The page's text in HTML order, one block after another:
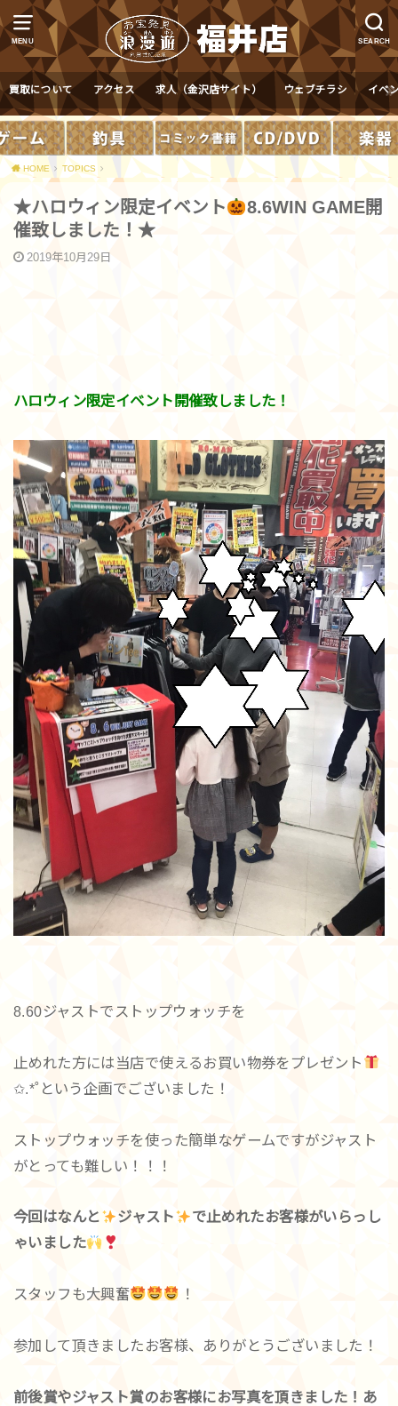
MENU SEARCH
買取について アクセス 求人（金沢店サイト） ウェブチラシ イベ
HOME TOPICS
★ハロウィン限定イベント
8.6WIN GAME開
催致しました！★
2019年10月29日
ハロウィン限定イベント開催致しました！
8.60ジャストでストップウォッチを
止めれた方には当店で使えるお買い物券をプレゼント
✩.*˚という企画でございました！
ストップウォッチを使った簡単なゲームですがジャスト
がとっても難しい！！！
今回はなんと ジャスト
で止めれたお客様がいらっし
ゃいました
スタッフも大興奮 ！
参加して頂きましたお客様、ありがとうございました！
前後賞やジャスト賞のお客様にお写真を頂きました！あ